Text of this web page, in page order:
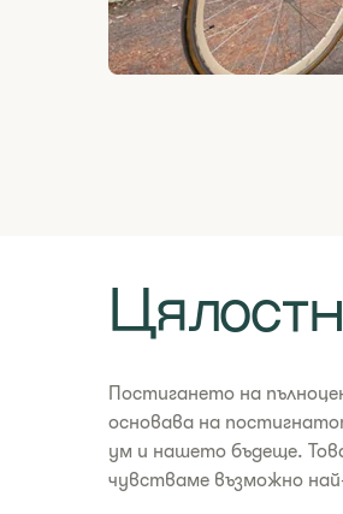
​Постигането на
основава на
ум и нашето бъдеще.
чувстваме възможно